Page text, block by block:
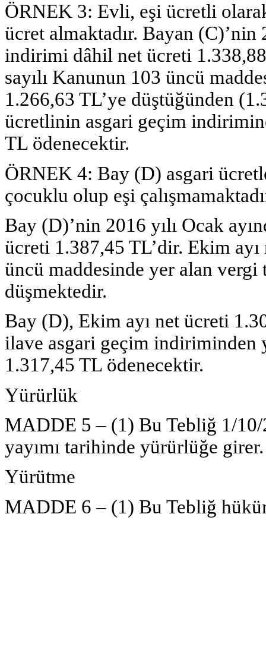
ÖRNEK 3: Evli, eşi ücretli
ücret almaktadır. Bayan (C)’nin
indirimi dâhil net ücreti
sayılı Kanunun 103 üncü
1.266,63 TL’ye düştüğünden
ücretlinin asgari geçim
TL ödenecektir.
ÖRNEK 4: Bay (D) asgari
çocuklu olup eşi
Bay (D)’nin 2016 yılı Ocak
ücreti 1.387,45 TL’dir. Ekim
üncü maddesinde yer alan
düşmektedir.
Bay (D), Ekim ayı net ücreti
ilave asgari geçim indiriminden
1.317,45 TL ödenecektir.
Yürürlük
MADDE 5 – (1) Bu Tebliğ 1/
yayımı tarihinde yürürlüğe girer.
Yürütme
MADDE 6 – (1) Bu Tebliğ